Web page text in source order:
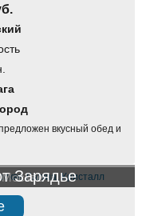
вкусный обед и
Москве
Зарядье